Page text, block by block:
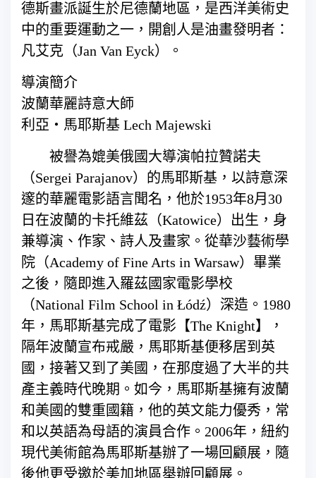
德斯畫派誕生於尼德蘭地區，是西洋美術史
中的重要運動之一，開創人是油畫發明者：
凡艾克（Jan Van Eyck）。
導演簡介
波蘭華麗詩意大師
利亞‧馬耶斯基 Lech Majewski
被譽為媲美俄國大導演帕拉贊諾夫
（Sergei Parajanov）的馬耶斯基，以詩意深
邃的華麗電影語言聞名，他於1953年8月30
日在波蘭的卡托維茲（Katowice）出生，身
兼導演、作家、詩人及畫家。從華沙藝術學
院（Academy of Fine Arts in Warsaw）畢業
之後，隨即進入羅茲國家電影學校
（National Film School in Łódź）深造。1980
年，馬耶斯基完成了電影【The Knight】，
隔年波蘭宣布戒嚴，馬耶斯基便移居到英
國，接著又到了美國，在那度過了大半的共
產主義時代晚期。如今，馬耶斯基擁有波蘭
和美國的雙重國籍，他的英文能力優秀，常
和以英語為母語的演員合作。2006年，紐約
現代美術館為馬耶斯基辦了一場回顧展，隨
後他更受邀於美加地區舉辦回顧展。